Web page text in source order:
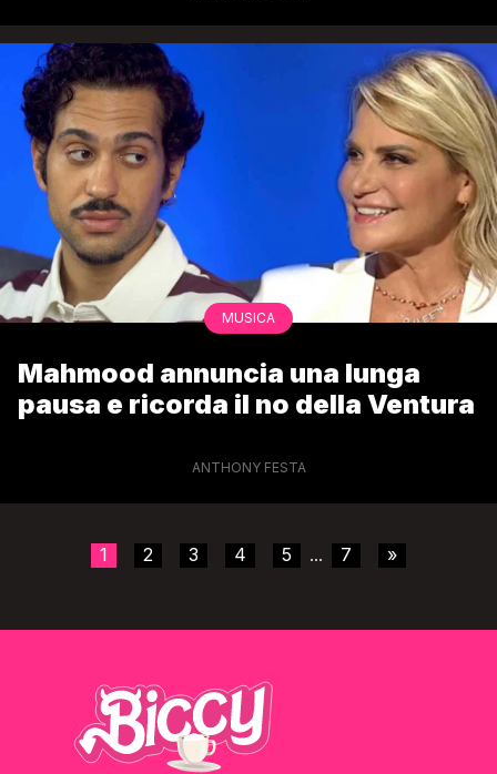
MUSICA
Mahmood annuncia una lunga
pausa e ricorda il no della Ventura
ANTHONY FESTA
1 2 3 4 5 ... 7 »